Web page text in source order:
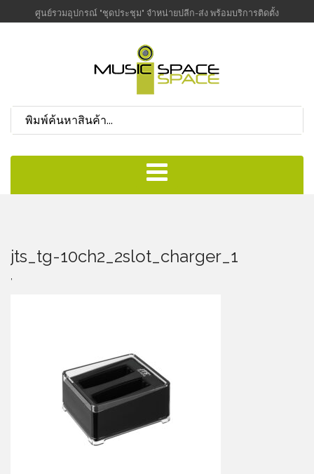
ศูนย์รวมอุปกรณ์ "ชุดประชุม" จำหน่ายปลีก-ส่ง พร้อมบริการติดตั้ง
jts_tg-10ch2_2slot_charger_1